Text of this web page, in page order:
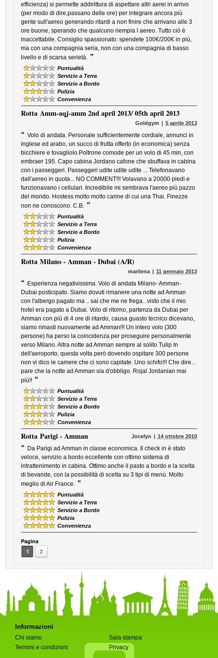
efficienza) si permette addirittura di aspettare altri aerei in arrivo
(per modo di dire,passano delle ore) per integrare ancora più
gente sull'aereo generando ritardi a non finire che arrivano alle 3
ore buone, sperando che qualcuno riempia l aereo. Tutto ciò è
inaccettabile. Consiglio spassionato: spendete 100€/200€ in più,
ma con una compagnia seria, non con una compagnia di basso
livello e di scarsa serietà. ”
Puntualità
Servizio a Terra
Servizio a Bordo
Pulizia
Convenienza
RottaAmm-aqj-amm 2nd april 2013/ 05th april 2013
Goldgym 5 aprile 2013
“ Volo di andata. Personale sufficientemente cordiale, annunci in
inglese ed arabo, un succo di frutta offerto (in economica) senza
bicchiere e tovagliolo.Poltrone comode per un volo di 45 min, con
embraer 195. Capo cabina Jordano cafone che sbuffava in cabina
con i passeggeri. Passeggeri udite udite udite ... Telefonavano
dall'aereo in quota... NO COMMENT!!! Volavano a 20000 piedi e
funzionavano i cellulari. Incredibile mi sembrava l'aereo più pazzo
del mondo. Hostess molto molto carine di cui una Thai. Finezze
non ne conoscono. C.B. ”
Puntualità
Servizio a Terra
Servizio a Bordo
Pulizia
Convenienza
RottaMilano - Amman - Dubai (A/R)
marilena 11 gennaio 2013
“ Esperienza negativissima. Volo di andata Milano- Amman-
Dubai posticipato. Siamo dovuti rimanere una notte ad Amman
con l'albergo pagato ma .. sai che me ne frega.. visto che il mio
hotel era pagato a Dubai. Volo di ritorno, partenza da Dubai per
Amman con più di 4 ore di ritardo, causa guasto tecnico dicevano,
siamo rimasti nuovamente ad Amman!!! Un intero volo (300
persone) ha perso la coincidenza per proseguire personalmente
verso Milano. Altra notte ad Amman sempre al solito Tulip In
dell'aeroporto, questa volta però dovendo ospitare 300 persone
non vi dico le camere che ci sono capitate. Uno schifo!!! Che dire...
pare che la notte ad Amman sia d'obbligo. Rojal Jordanian mai
più!! ”
Puntualità
Servizio a Terra
Servizio a Bordo
Pulizia
Convenienza
RottaParigi - Amman Jocelyn 14 ottobre 2010
“ Da Parigi ad Amman in classe economica. Il check in è stato
veloce, servizio a bordo eccellente con ottimo sistema di
intrattenimento in cabina. Ottimo anche il pasto a bordo e la scelta
di bevande, con la possibilità di scelta su 3 tipi di menù. Molto
meglio di Air France. ”
Puntualità
Servizio a Terra
Servizio a Bordo
Pulizia
Convenienza
Pagina
1
2
Informazioni
Chi siamo
Sala stampa
Termini e condizioni
Privacy